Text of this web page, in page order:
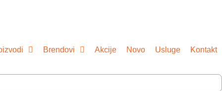
Brendovi Akcije Novo Usluge Kontakt